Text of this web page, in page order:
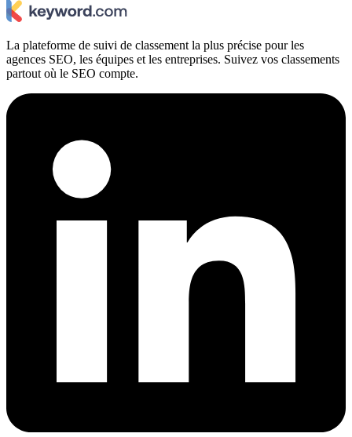
La plateforme de suivi de classement la plus précise pour les
agences SEO, les équipes et les entreprises. Suivez vos classements
partout où le SEO compte.